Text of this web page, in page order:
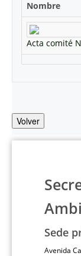
Nombre
Acta comité
Volver
Sede
Avenida